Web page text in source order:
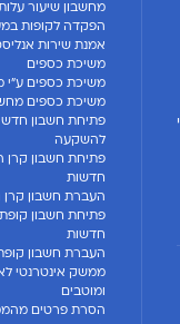
מחשבון שיעור
הפקדה לקופות
אמנת שירות
משיכת כספים
משיכת כספים ע"י
משיכת כספים
פתיחת חשבון חדש
להשקעה
פתיחת חשבון
חדשות
העברת חשבון
פתיחת חשבון
חדשות
העברת חשבון
ממשק אינטרנטי
ומוטבים
הסרת פרטים